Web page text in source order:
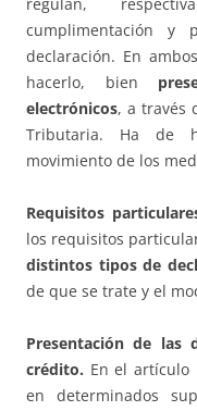
regulan,
cumplimentación y
declaración. En
hacerlo, bien
electrónicos, a través
Tributaria. Ha de
movimiento de los
Requisitos
los requisitos
distintos tipos de
de que se trate y el
Presentación de las
crédito. En el artículo
en determinados